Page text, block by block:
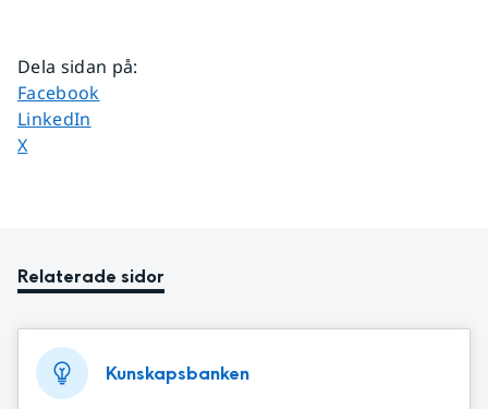
Dela sidan på:
Dela sidan på
Facebook
Dela sidan på
LinkedIn
Dela sidan på
X
Relaterade sidor
Kunskapsbanken